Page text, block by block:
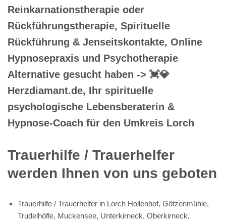
Reinkarnationstherapie oder
Rückführungstherapie, Spirituelle
Rückführung & Jenseitskontakte, Online
Hypnosepraxis und Psychotherapie
Alternative gesucht haben -> 💓️💎
Herzdiamant.de, Ihr spirituelle
psychologische Lebensberaterin &
Hypnose-Coach für den Umkreis Lorch
Trauerhilfe / Trauerhelfer
werden Ihnen von uns geboten
Trauerhilfe / Trauerhelfer in Lorch Hollenhof, Götzenmühle,
Trudelhöfle, Muckensee, Unterkirneck, Oberkirneck,